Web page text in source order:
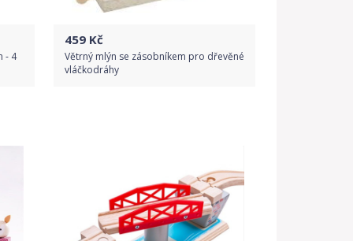
- 4
459 Kč
Větrný mlýn se zásobníkem pro dřevěné
vláčkodráhy